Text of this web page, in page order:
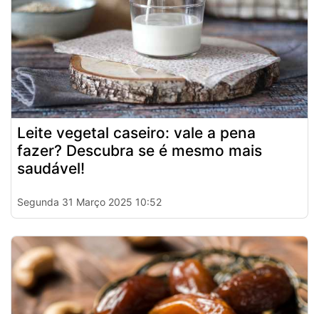
Leite vegetal caseiro: vale a pena
fazer? Descubra se é mesmo mais
saudável!
Segunda 31 Março 2025 10:52